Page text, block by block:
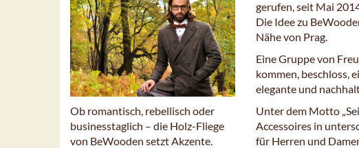
Ob romantisch, rebellisch oder
businesstaglich – die Holz-Fliege
von BeWooden setzt Akzente.
gerufen, seit Mai
Die Idee zu
Nähe von Prag.
Eine Gruppe von
kommen, beschloss,
elegante und
Unter dem Motto
Accessoires in
für Herren und